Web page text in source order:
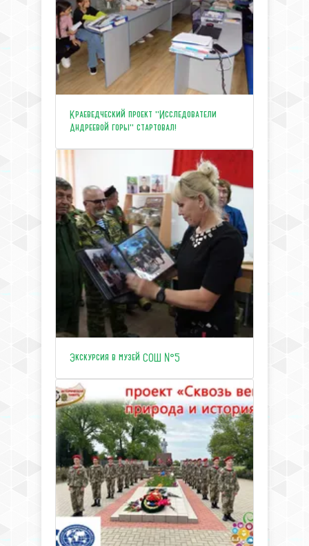
Краеведческий проект "Исследователи
Андреевой горы" стартовал!
Экскурсия в музей СОШ №5